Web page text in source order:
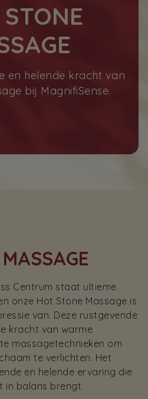
en helende kracht van
bij MagnifiSense.
Centrum staat ultieme
onze Hot Stone Massage is
van. Deze rustgevende
kracht van warme
massagetechnieken om
te verlichten. Het
en helende ervaring die
in balans brengt.